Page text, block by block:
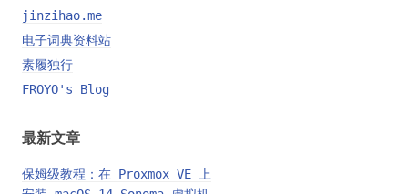
jinzihao.me
电子词典资料站
素履独行
FROYO's Blog
最新文章
保姆级教程：在 Proxmox VE 上